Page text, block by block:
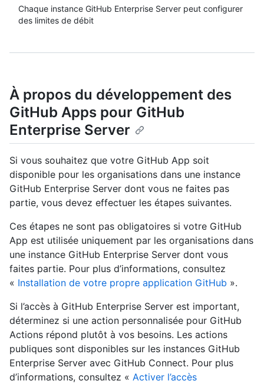
Chaque instance GitHub Enterprise Server peut configurer
des limites de débit
À propos du développement des
GitHub Apps pour GitHub
Enterprise Server
Si vous souhaitez que votre GitHub App soit
disponible pour les organisations dans une instance
GitHub Enterprise Server dont vous ne faites pas
partie, vous devez effectuer les étapes suivantes.
Ces étapes ne sont pas obligatoires si votre GitHub
App est utilisée uniquement par les organisations dans
une instance GitHub Enterprise Server dont vous
faites partie. Pour plus d’informations, consultez
« Installation de votre propre application GitHub ».
Si l’accès à GitHub Enterprise Server est important,
déterminez si une action personnalisée pour GitHub
Actions répond plutôt à vos besoins. Les actions
publiques sont disponibles sur les instances GitHub
Enterprise Server avec GitHub Connect. Pour plus
d’informations, consultez « Activer l’accès